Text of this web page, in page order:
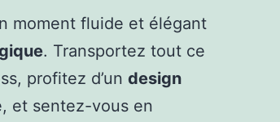
moment fluide et élégant
. Transportez tout ce
profitez d’un design
et sentez-vous en